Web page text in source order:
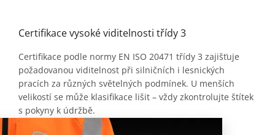
Certifikace vysoké viditelnosti třídy 3
Certifikace podle normy EN ISO 20471 třídy 3 zajišťuje
požadovanou viditelnost při silničních i lesnických
pracích za různých světelných podmínek. U menších
velikostí se může klasifikace lišit – vždy zkontrolujte štítek
s pokyny k údržbě.